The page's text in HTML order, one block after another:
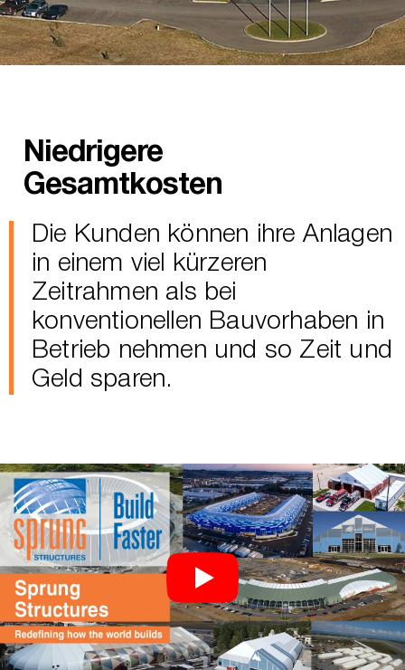
Niedrigere
Gesamtkosten
Die Kunden können ihre Anlagen
in einem viel kürzeren
Zeitrahmen als bei
konventionellen Bauvorhaben in
Betrieb nehmen und so Zeit und
Geld sparen.